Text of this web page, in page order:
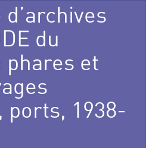
du
phares et
1938-